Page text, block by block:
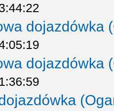
dojazdówka
dojazdówka